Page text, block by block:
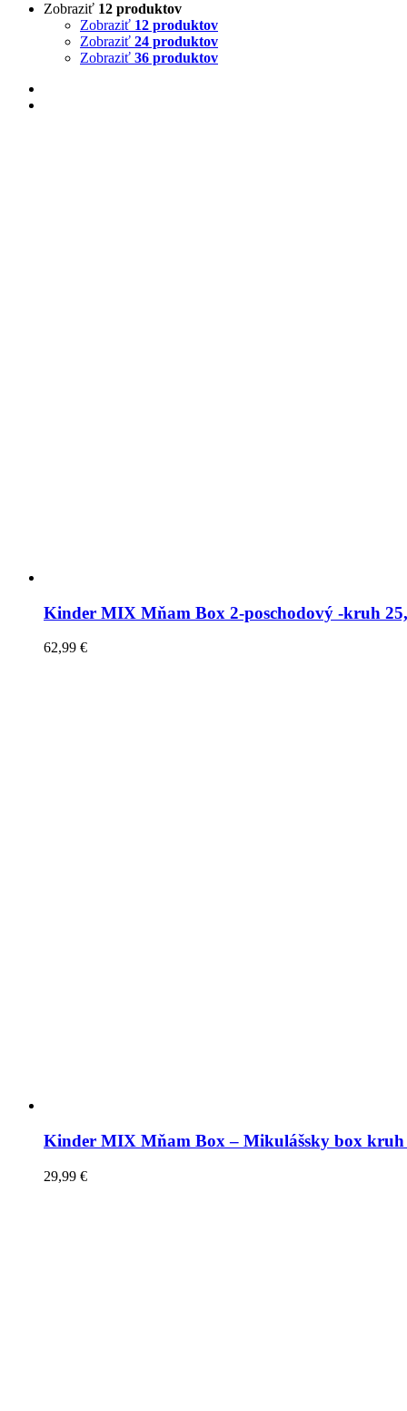
Zobraziť 12 produktov
Zobraziť 12 produktov
Zobraziť 24 produktov
Zobraziť 36 produktov
Kinder MIX Mňam Box 2-poschodový -kruh
62,99 €
Kinder MIX Mňam Box – Mikulášsky box kruh
29,99 €